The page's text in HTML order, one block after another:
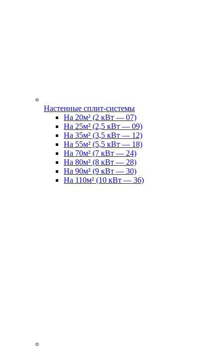
Настенные сплит-системы
На 20м² (2 кВт — 07)
На 25м² (2,5 кВт — 09)
На 35м² (3,5 кВт — 12)
На 55м² (5,5 кВт — 18)
На 70м² (7 кВт — 24)
На 80м² (8 кВт — 28)
На 90м² (9 кВт — 30)
На 110м² (10 кВт — 36)